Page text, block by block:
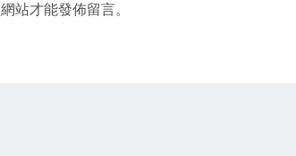
網站才能發佈留言。